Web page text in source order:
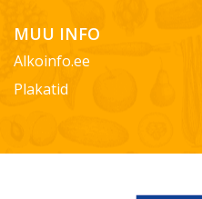
MUU INFO
Alkoinfo.ee
Plakatid